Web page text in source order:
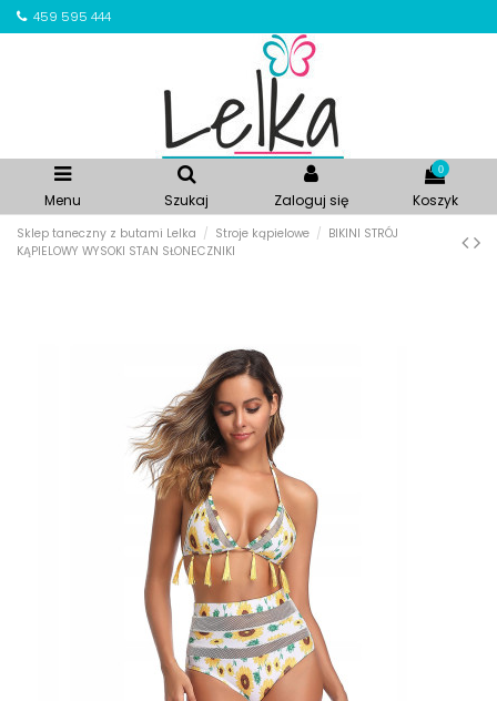
459 595 444
Menu Szukaj Zaloguj się
0
Koszyk
Sklep taneczny z butami Lelka Stroje kąpielowe
BIKINI STRÓJ
KĄPIELOWY WYSOKI STAN SŁONECZNIKI